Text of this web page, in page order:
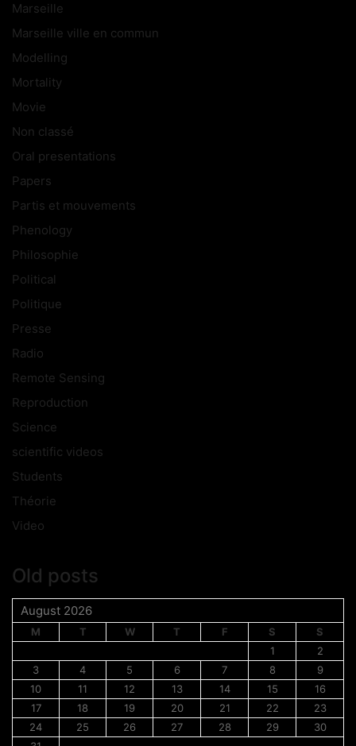
Marseille
Marseille ville en commun
Modelling
Mortality
Movie
Non classé
Oral presentations
Papers
Partis et mouvements
Phenology
Philosophie
Political
Politique
Presse
Radio
Remote Sensing
Reproduction
Science
scientific videos
Students
Théorie
Video
Old posts
August 2026
M T W T F S
S
1
2
3
4 5 6 7 8
9
10
11 12 13 14 15
16
17
18 19 20 21 22
23
24
25 26 27 28 29
30